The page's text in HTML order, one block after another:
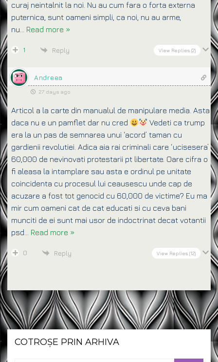
curaj neintalnit la noi. Nu au cum fara o forta externa
puternica, sunt oameni simpli, ca noi, nu au arme,
nu
Read more »
1 Reply View Replies (2)
Andreea
27 days ago
Articol a la carte din manualul de manipulare media. Asta
daca nu e un pamflet dar nu cred
Vedeti ca trump
era la un pas de semnarea unui ‘acord’ taman cu
gardienii revolutiei. Adica aia rai criminali care ‘ucisesera’
60,000 de nevinovati protestarii pt libertate. Oare cifra o
fi aleasa la intamplare sau asta e ordinul pe unitate
coincidenta cu procesul lui ceausescu unde cap de
acuzare a fost tot genocid cu 60,000 de victime? Eu ma
mir cum oameni cat de cat educati si cu ceva bani
munciti de ei sunt mai usor de indoctrinat decat votantii
psd
Read more »
0 Reply View Replies (12)
COTROȘE PRIN ARHIVA